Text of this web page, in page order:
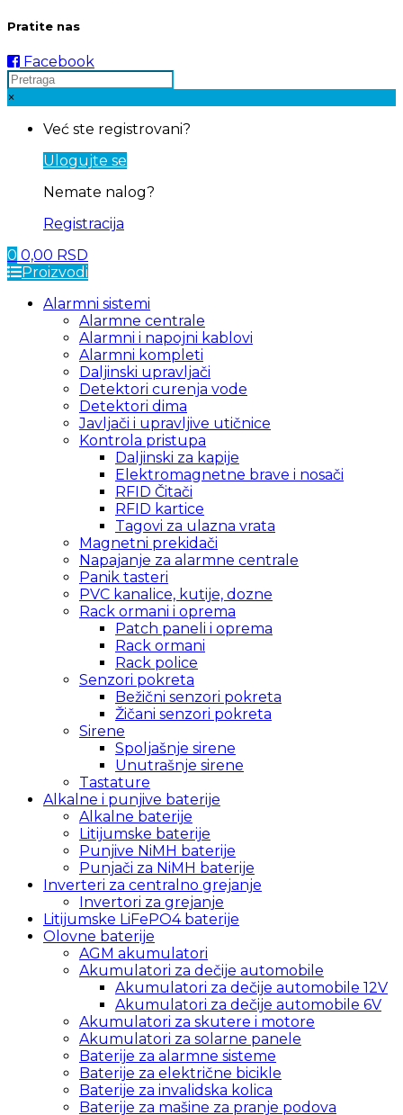
Pratite nas
Facebook
×
Već ste registrovani?
Ulogujte se
Nemate nalog?
Registracija
0 0,00 RSD
Proizvodi
Alarmni sistemi
Alarmne centrale
Alarmni i napojni kablovi
Alarmni kompleti
Daljinski upravljači
Detektori curenja vode
Detektori dima
Javljači i upravljive utičnice
Kontrola pristupa
Daljinski za kapije
Elektromagnetne brave i nosači
RFID Čitači
RFID kartice
Tagovi za ulazna vrata
Magnetni prekidači
Napajanje za alarmne centrale
Panik tasteri
PVC kanalice, kutije, dozne
Rack ormani i oprema
Patch paneli i oprema
Rack ormani
Rack police
Senzori pokreta
Bežični senzori pokreta
Žičani senzori pokreta
Sirene
Spoljašnje sirene
Unutrašnje sirene
Tastature
Alkalne i punjive baterije
Alkalne baterije
Litijumske baterije
Punjive NiMH baterije
Punjači za NiMH baterije
Inverteri za centralno grejanje
Invertori za grejanje
Litijumske LiFePO4 baterije
Olovne baterije
AGM akumulatori
Akumulatori za dečije automobile
Akumulatori za dečije automobile 12V
Akumulatori za dečije automobile 6V
Akumulatori za skutere i motore
Akumulatori za solarne panele
Baterije za alarmne sisteme
Baterije za električne bicikle
Baterije za invalidska kolica
Baterije za mašine za pranje podova